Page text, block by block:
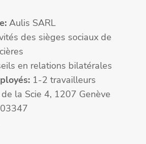
Aulis SARL
des sièges sociaux de
en relations bilatérales
1-2 travailleurs
de la Scie 4, 1207 Genève